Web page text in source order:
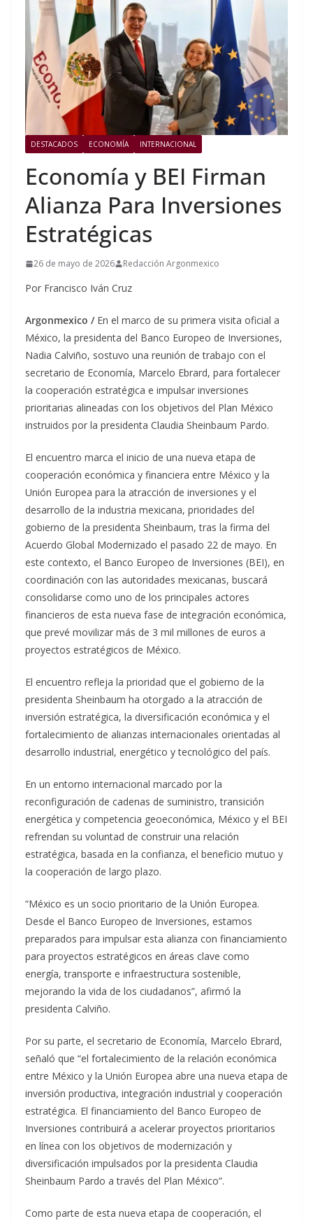
DESTACADOS ECONOMÍA INTERNACIONAL
Economía y BEI Firman
Alianza Para Inversiones
Estratégicas
26 de mayo de 2026 Redacción Argonmexico
Por Francisco Iván Cruz
Argonmexico / En el marco de su primera visita oficial a
México, la presidenta del Banco Europeo de Inversiones,
Nadia Calviño, sostuvo una reunión de trabajo con el
secretario de Economía, Marcelo Ebrard, para fortalecer
la cooperación estratégica e impulsar inversiones
prioritarias alineadas con los objetivos del Plan México
instruidos por la presidenta Claudia Sheinbaum Pardo.
El encuentro marca el inicio de una nueva etapa de
cooperación económica y financiera entre México y la
Unión Europea para la atracción de inversiones y el
desarrollo de la industria mexicana, prioridades del
gobierno de la presidenta Sheinbaum, tras la firma del
Acuerdo Global Modernizado el pasado 22 de mayo. En
este contexto, el Banco Europeo de Inversiones (BEI), en
coordinación con las autoridades mexicanas, buscará
consolidarse como uno de los principales actores
financieros de esta nueva fase de integración económica,
que prevé movilizar más de 3 mil millones de euros a
proyectos estratégicos de México.
El encuentro refleja la prioridad que el gobierno de la
presidenta Sheinbaum ha otorgado a la atracción de
inversión estratégica, la diversificación económica y el
fortalecimiento de alianzas internacionales orientadas al
desarrollo industrial, energético y tecnológico del país.
En un entorno internacional marcado por la
reconfiguración de cadenas de suministro, transición
energética y competencia geoeconómica, México y el BEI
refrendan su voluntad de construir una relación
estratégica, basada en la confianza, el beneficio mutuo y
la cooperación de largo plazo.
“México es un socio prioritario de la Unión Europea.
Desde el Banco Europeo de Inversiones, estamos
preparados para impulsar esta alianza con financiamiento
para proyectos estratégicos en áreas clave como
energía, transporte e infraestructura sostenible,
mejorando la vida de los ciudadanos”, afirmó la
presidenta Calviño.
Por su parte, el secretario de Economía, Marcelo Ebrard,
señaló que “el fortalecimiento de la relación económica
entre México y la Unión Europea abre una nueva etapa de
inversión productiva, integración industrial y cooperación
estratégica. El financiamiento del Banco Europeo de
Inversiones contribuirá a acelerar proyectos prioritarios
en línea con los objetivos de modernización y
diversificación impulsados por la presidenta Claudia
Sheinbaum Pardo a través del Plan México”.
Como parte de esta nueva etapa de cooperación, el